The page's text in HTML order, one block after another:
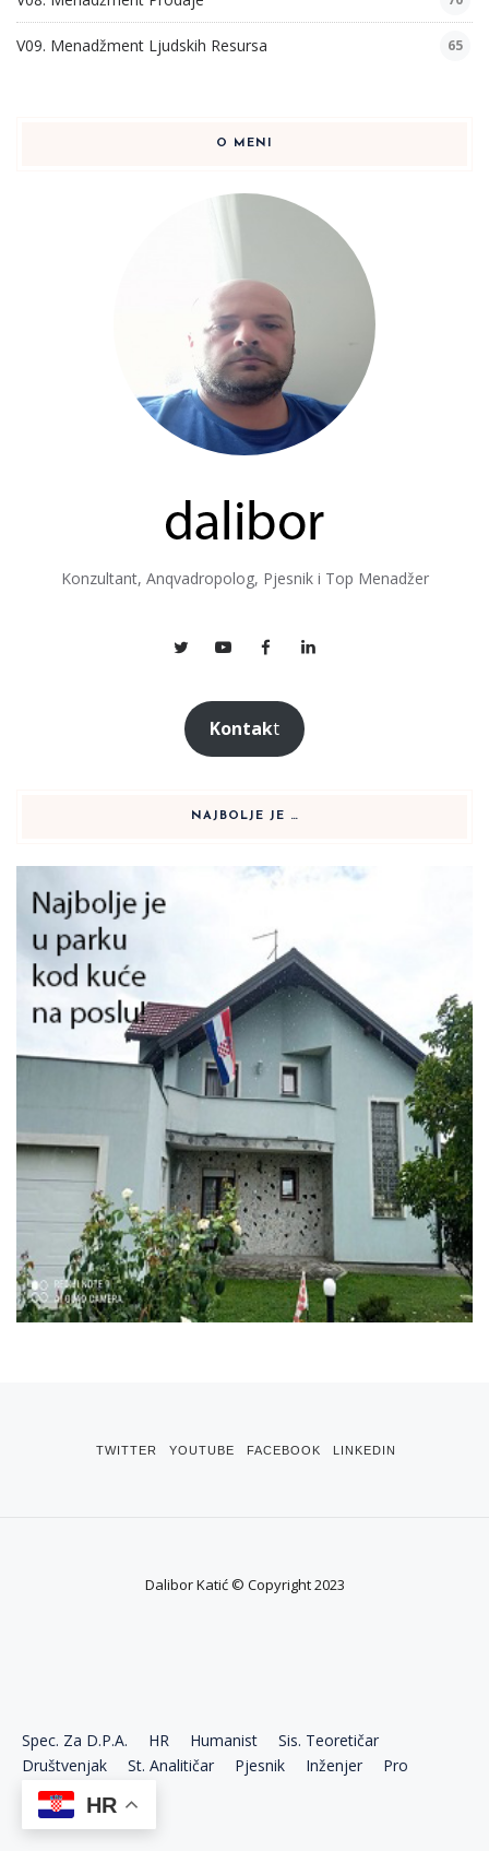
V09. Menadžment Ljudskih Resursa 65
O MENI
Konzultant, Anqvadropolog, Pjesnik i Top Menadžer
Kontakt
NAJBOLJE JE …
TWITTER YOUTUBE FACEBOOK LINKEDIN
Dalibor Katić © Copyright 2023
Spec. Za D.P.A. HR Humanist
Sis. Teoretičar
Društvenjak
St. Analitičar Pjesnik Inženjer
Pro
Ekonom
HR